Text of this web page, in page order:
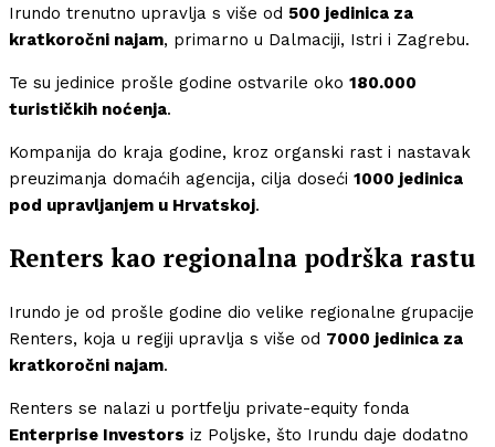
Irundo trenutno upravlja s više od 500 jedinica za
kratkoročni najam, primarno u Dalmaciji, Istri i Zagrebu.
Te su jedinice prošle godine ostvarile oko 180.000
turističkih noćenja.
Kompanija do kraja godine, kroz organski rast i nastavak
preuzimanja domaćih agencija, cilja doseći 1000 jedinica
pod upravljanjem u Hrvatskoj.
Renters kao regionalna podrška rastu
Irundo je od prošle godine dio velike regionalne grupacije
Renters, koja u regiji upravlja s više od 7000 jedinica za
kratkoročni najam.
Renters se nalazi u portfelju private-equity fonda
Enterprise Investors iz Poljske, što Irundu daje dodatno